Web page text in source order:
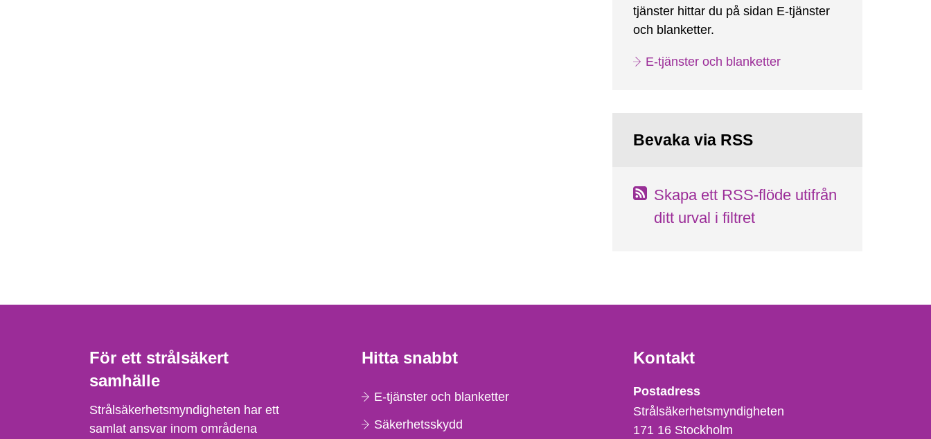
tjänster hittar du på sidan E-tjänster
och blanketter.
E-tjänster och blanketter
Bevaka via RSS
Skapa ett RSS-flöde utifrån
ditt urval i filtret
För ett strålsäkert
samhälle
Strålsäkerhetsmyndigheten har ett
samlat ansvar inom områdena
Hitta snabbt
E-tjänster och blanketter
Säkerhetsskydd
Kontakt
Strålsäkerhetsmyndigheten
Postadress
Strålsäkerhetsmyndigheten
171 16 Stockholm